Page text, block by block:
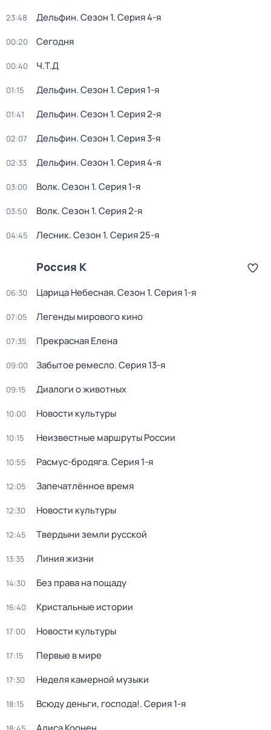
23:48 Дельфин. Сезон 1. Серия 4-я
00:20 Сегодня
00:40 Ч.T.Д
01:15 Дельфин. Сезон 1. Серия 1-я
01:41 Дельфин. Сезон 1. Серия 2-я
02:07 Дельфин. Сезон 1. Серия 3-я
02:33 Дельфин. Сезон 1. Серия 4-я
03:00 Волк. Сезон 1. Серия 1-я
03:50 Волк. Сезон 1. Серия 2-я
04:45 Лесник. Сезон 1. Серия 25-я
Россия К
06:30 Царица Небесная. Сезон 1. Серия 1-я
07:05 Легенды мирового кино
07:35 Прекрасная Елена
09:00 Забытое ремесло. Серия 13-я
09:15 Диалоги о животных
10:00 Новости культуры
10:15 Неизвестные маршруты России
10:55 Расмус-бродяга. Серия 1-я
12:05 Запечатлённое время
12:30 Новости культуры
12:45 Твердыни земли русской
13:35 Линия жизни
14:30 Без права на пощаду
16:40 Кристальные истории
17:00 Новости культуры
17:15 Первые в мире
17:30 Неделя камерной музыки
18:15 Всюду деньги, господа!. Серия 1-я